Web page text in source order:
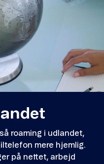
roaming i udlandet,
mere hjemlig.
på nettet, arbejd